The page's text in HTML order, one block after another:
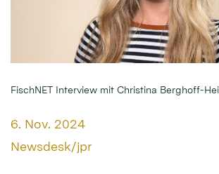
FischNET Interview mit Christina Berghoff-
Datum:
6. Nov. 2024
Von:
Newsdesk/jpr